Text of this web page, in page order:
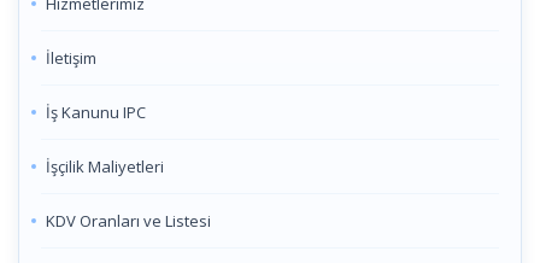
İletişim
İş Kanunu IPC
İşçilik Maliyetleri
KDV Oranları ve Listesi